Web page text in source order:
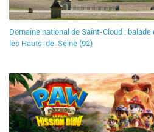
Domaine national de Saint-Cloud :
les Hauts-de-Seine (92)